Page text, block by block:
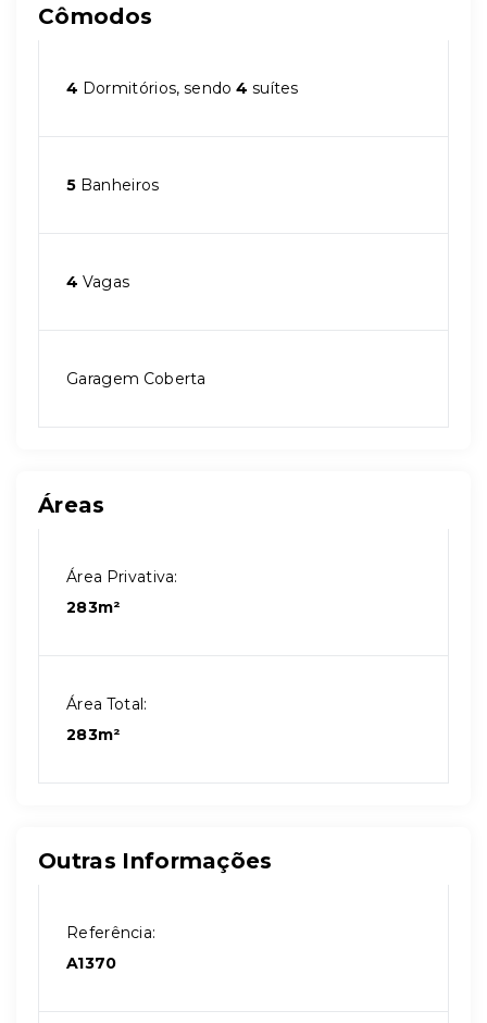
Cômodos
4 Dormitórios, sendo4 suítes
5 Banheiros
4 Vagas
Garagem Coberta
Áreas
Área Privativa:
283m²
Área Total:
283m²
Outras Informações
Referência:
A1370